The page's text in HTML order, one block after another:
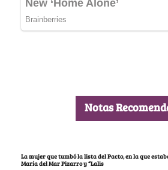
Notas
La mujer que tumbó la lista del Pacto, en la que
María del Mar Pizarro y “Lalis